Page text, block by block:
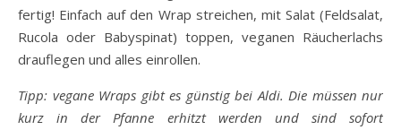
fertig! Einfach auf den Wrap streichen, mit Salat (Feldsalat,
Rucola oder Babyspinat) toppen, veganen Räucherlachs
drauflegen und alles einrollen.
Tipp: vegane Wraps gibt es günstig bei Aldi. Die müssen nur
kurz in der Pfanne erhitzt werden und sind sofort